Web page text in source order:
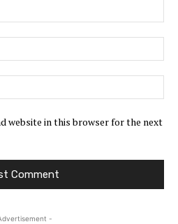
website in this browser for the next
-